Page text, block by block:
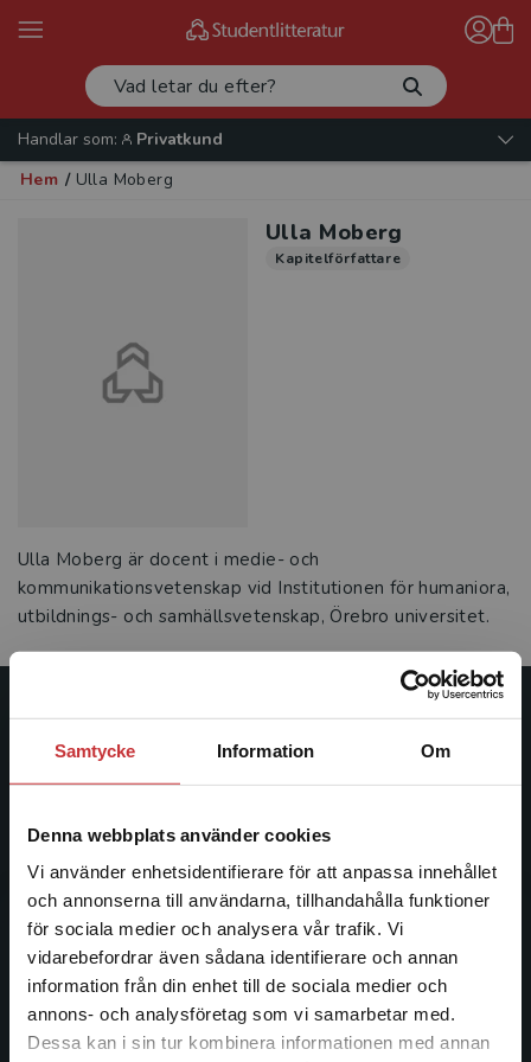
Samtycke Information Om
Denna webbplats använder cookies
Vi använder enhetsidentifierare för att anpassa innehållet
och annonserna till användarna, tillhandahålla funktioner
för sociala medier och analysera vår trafik. Vi
vidarebefordrar även sådana identifierare och annan
information från din enhet till de sociala medier och
annons- och analysföretag som vi samarbetar med.
Dessa kan i sin tur kombinera informationen med annan
Begränsad fraktregion
Handlar som:
Privatkund
Hem / Ulla Moberg
Ulla Moberg
Kapitelförfattare
Ulla Moberg är docent i medie- och
kommunikationsvetenskap vid Institutionen för humaniora,
utbildnings- och samhällsvetenskap, Örebro universitet.
Studentlitteratur
Studentlitteratur grundades 1963 och är idag Sveriges
facklitteratur, utbildningar och digitala
informationstjänster i utbudet, finns Studentlitteratur med
längs hela kunskapsresan.
Kontakta oss
Kontakta oss